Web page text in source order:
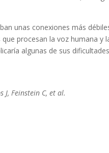
unas conexiones más
procesan la voz humana y
algunas de sus
J, Feinstein C, et al.